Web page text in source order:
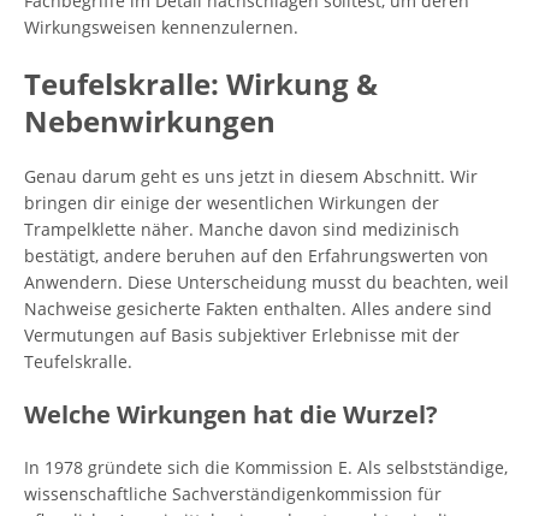
Wirkungsweisen kennenzulernen.
Teufelskralle: Wirkung &
Nebenwirkungen
Genau darum geht es uns jetzt in diesem Abschnitt. Wir
bringen dir einige der wesentlichen Wirkungen der
Trampelklette näher. Manche davon sind medizinisch
bestätigt, andere beruhen auf den Erfahrungswerten von
Anwendern. Diese Unterscheidung musst du beachten, weil
Nachweise gesicherte Fakten enthalten. Alles andere sind
Vermutungen auf Basis subjektiver Erlebnisse mit der
Teufelskralle.
Welche Wirkungen hat die Wurzel?
In 1978 gründete sich die Kommission E. Als selbstständige,
wissenschaftliche Sachverständigenkommission für